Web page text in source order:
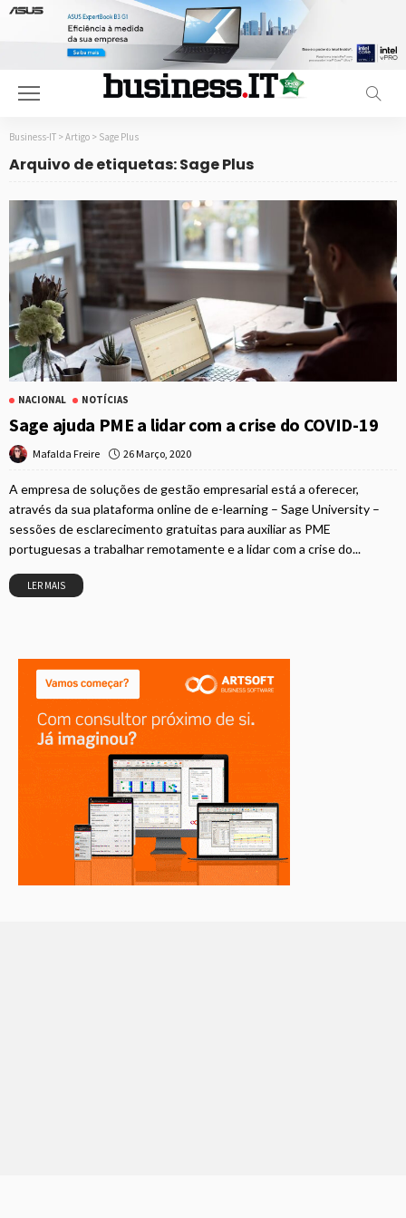
Business-IT > Artigo > Sage Plus
Arquivo de etiquetas: Sage Plus
NACIONAL NOTÍCIAS
Sage ajuda PME a lidar com a crise do COVID-19
Mafalda Freire 26 Março, 2020
A empresa de soluções de gestão empresarial está a oferecer,
através da sua plataforma online de e-learning – Sage University –
sessões de esclarecimento gratuitas para auxiliar as PME
portuguesas a trabalhar remotamente e a lidar com a crise do...
LER MAIS